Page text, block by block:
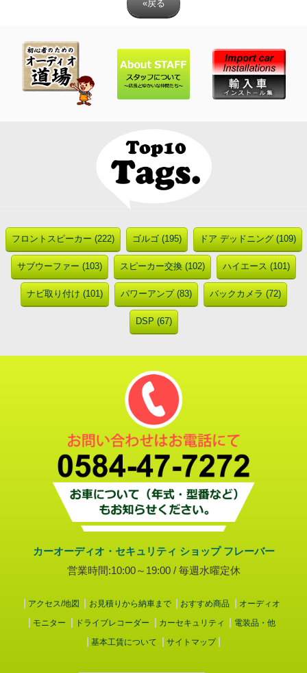
«戻る
フロントスピーカー (222) ゴルゴ (195) ドア デッドニング (109)
サブウーファー (103) スピーカー交換 (102) ハイエース (101)
ナビ取り付け (101) パワーアンプ (83) バックカメラ (72)
DSP (67)
カーオーディオ・セキュリティ ショップ フレーバー
営業時間:10:00～19:00 / 毎週水曜定休
アクセス/地図 お見積りから納車まで おすすめ商品
オーディオ
モニター
ドライブレコーダー カーセキュリティ
電装品・他
基本工賃について
サイトマップ